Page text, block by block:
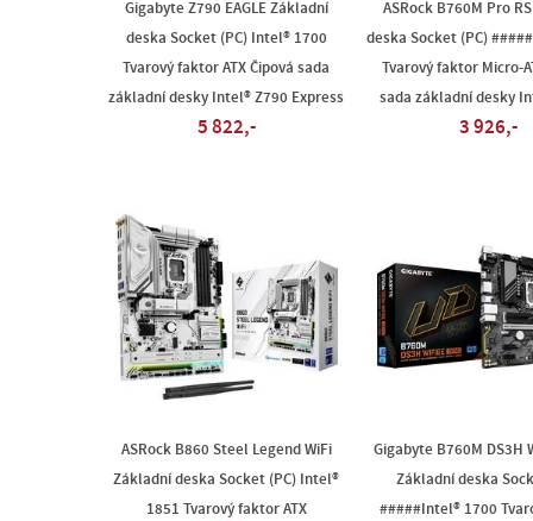
Gigabyte Z790 EAGLE Základní
deska Socket (PC) Intel® 1700
Tvarový faktor ATX Čipová sada
základní desky Intel® Z790 Express
5 822,-
ASRock B760M Pro
deska Socket (PC)
Tvarový faktor Micro-
sada základní desky
3 926,-
ASRock B860 Steel Legend WiFi
Základní deska Socket (PC) Intel®
1851 Tvarový faktor ATX
Gigabyte B760M DS3H
Základní deska
#####Intel® 1700